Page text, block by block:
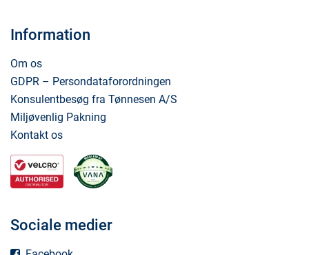
Information
Om os
GDPR – Persondataforordningen
Konsulentbesøg fra Tønnesen A/S
Miljøvenlig Pakning
Kontakt os
Sociale medier